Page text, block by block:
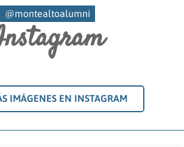
@montealtoalumni
IMÁGENES EN INSTAGRAM